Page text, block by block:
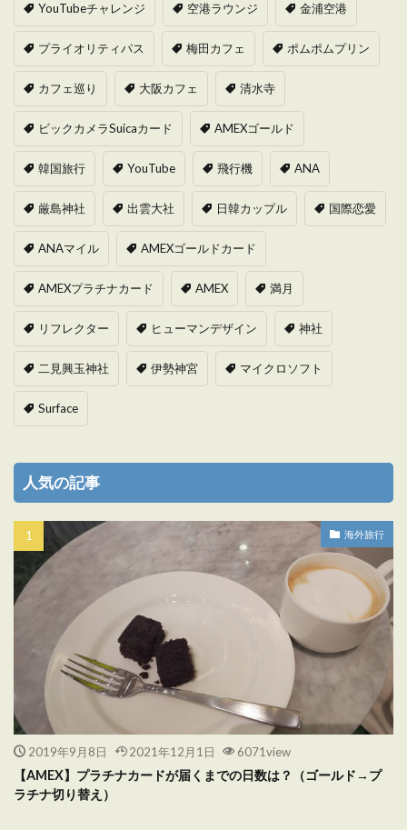
YouTubeチャレンジ 空港ラウンジ 金浦空港
プライオリティパス 梅田カフェ ポムポムプリン
カフェ巡り 大阪カフェ 清水寺
ビックカメラSuicaカード AMEXゴールド
韓国旅行 YouTube 飛行機 ANA
厳島神社 出雲大社 日韓カップル 国際恋愛
ANAマイル AMEXゴールドカード
AMEXプラチナカード AMEX 満月
リフレクター ヒューマンデザイン 神社
二見興玉神社 伊勢神宮 マイクロソフト
Surface
人気の記事
海外旅行
2019年9月8日 2021年12月1日 6071view
【AMEX】プラチナカードが届くまでの日数は？（ゴールド→プ
ラチナ切り替え）